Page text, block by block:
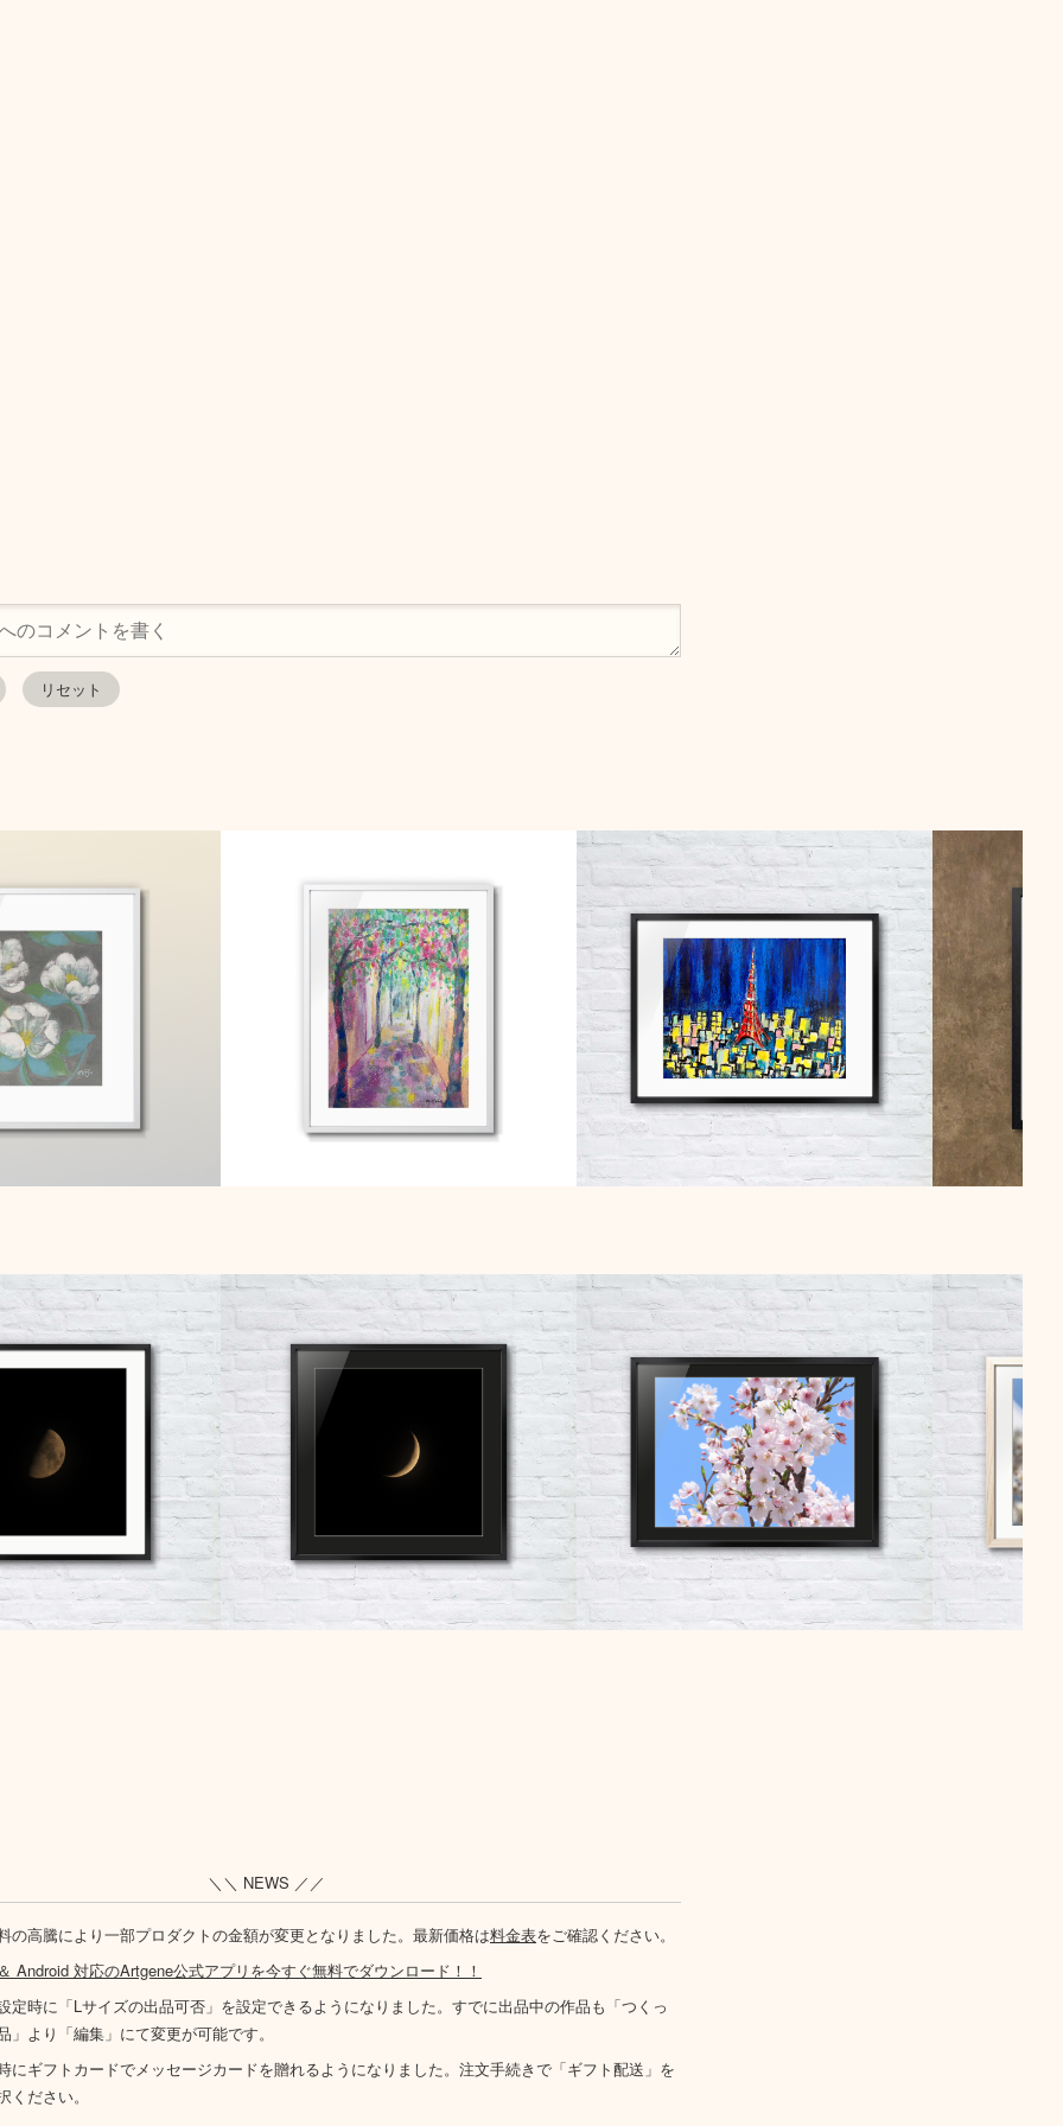
＼＼ NEWS ／／
の高騰により一部プロダクトの金額が変更となりました。最新価格は料金表をご確認ください。
Android 対応のArtgene公式アプリを今すぐ無料でダウンロード！！
定時に「Lサイズの出品可否」を設定できるようになりました。すでに出品中の作品も「つくっ
」より「編集」にて変更が可能です。
にギフトカードでメッセージカードを贈れるようになりました。注文手続きで「ギフト配送」を
ください。